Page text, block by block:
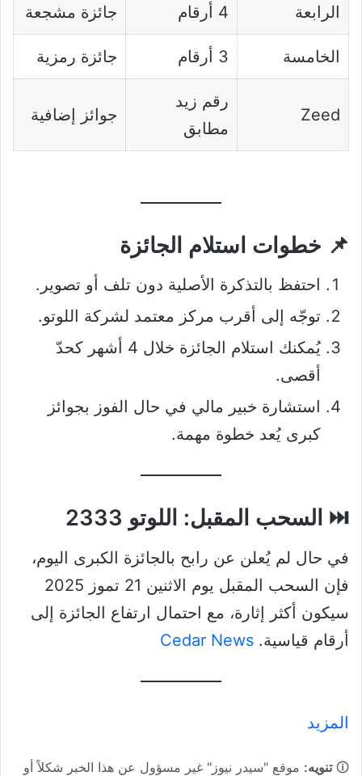
الرابعة 4 أرقام جائزة مشجعة
الخامسة 3 أرقام جائزة رمزية
Zeed
رقم زيد
مطابق
جوائز إضافية
📌 خطوات استلام الجائزة
احتفظ بالتذكرة الأصلية دون تلف أو تصوير.
توجّه إلى أقرب مركز معتمد لشركة اللوتو.
يُمكنك استلام الجائزة خلال 4 أشهر كحدّ
أقصى.
استشارة خبير مالي في حال الفوز بجوائز
كبرى يُعد خطوة مهمة.
⏭️ السحب المقبل: اللوتو 2333
في حال لم يُعلن عن رابح بالجائزة الكبرى اليوم،
فإن السحب المقبل يوم الاثنين 21 تموز 2025
سيكون أكثر إثارة، مع احتمال ارتفاع الجائزة إلى
أرقام قياسية. Cedar News
المزيد
🛈تنويه: موقع "سيدر نيوز" غير مسؤول عن هذا الخبر شكلاً أو